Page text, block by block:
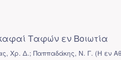
Ταφών εν Βοιωτία
Χρ. Δ.; Παππαδάκης, Ν. Γ. (Η εν